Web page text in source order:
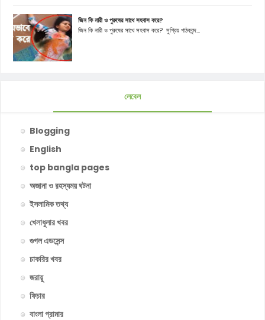
জিন কি নারী ও পুরুষের সাথে সহবাস করে?
জিন কি নারী ও পুরুষের সাথে সহবাস করে? সুপ্রিয় পাঠকবৃন্দ...
লেবেল
Blogging
English
top bangla pages
অজানা ও রহস্যময় ঘটনা
ইসলামিক তথ্য
খেলাধুলার খবর
গুগল এডসেন্স
চাকরির খবর
জরায়ু
ফিচার
বাংলা গ্রামার